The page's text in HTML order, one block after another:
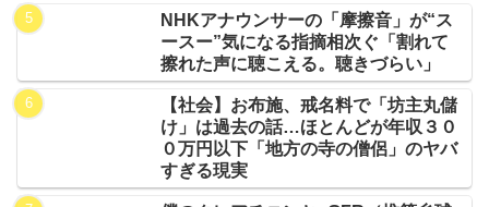
NHKアナウンサーの「摩擦音」が“ス
ースー”気になる指摘相次ぐ「割れて
擦れた声に聴こえる。聴きづらい」
【社会】お布施、戒名料で「坊主丸儲
け」は過去の話…ほとんどが年収３０
０万円以下「地方の寺の僧侶」のヤバ
すぎる現実